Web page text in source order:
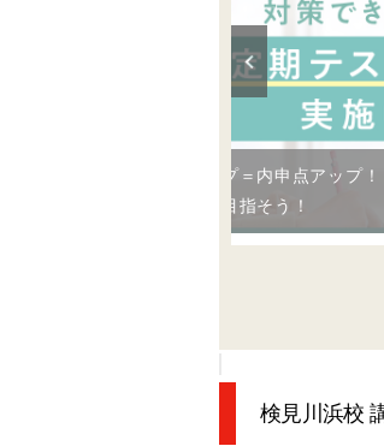
定期テストの点数アップ＝内申点アップ
して、第一志望合格を目指そう！
検見川浜校